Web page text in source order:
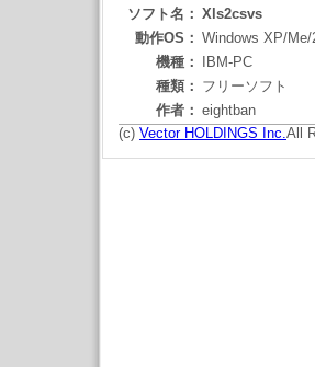
ソフト名： Xls2csvs
動作OS： Windows XP/
機種：
IBM-PC
種類： フリーソフト
作者： eightban
(c) Vector HOLDINGS Inc.All